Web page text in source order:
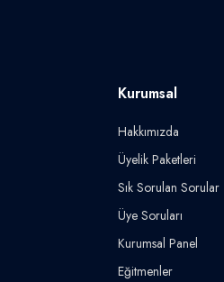
Kurumsal
Hakkımızda
Üyelik Paketleri
Sık Sorulan Sorular
Üye Soruları
Kurumsal Panel
Eğitmenler